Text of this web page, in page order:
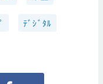
ﾃﾞｼﾞﾀﾙ